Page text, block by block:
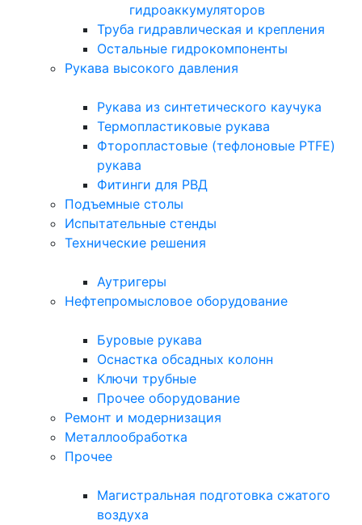
гидроаккумуляторов
Труба гидравлическая и крепления
Остальные гидрокомпоненты
Рукава высокого давления
Рукава из синтетического каучука
Термопластиковые рукава
Фторопластовые (тефлоновые PTFE)
рукава
Фитинги для РВД
Подъемные столы
Испытательные стенды
Технические решения
Аутригеры
Нефтепромысловое оборудование
Буровые рукава
Оснастка обсадных колонн
Ключи трубные
Прочее оборудование
Ремонт и модернизация
Металлообработка
Прочее
Магистральная подготовка сжатого
воздуха